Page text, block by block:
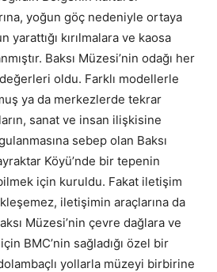
yoğun göç nedeniyle ortaya
yarattığı kırılmalara ve kaosa
Baksı Müzesi’nin odağı her
oldu. Farklı modellerle
ya da merkezlerde tekrar
sanat ve insan ilişkisine
sebep olan Baksı
Köyü’nde bir tepenin
için kuruldu. Fakat iletişim
iletişimin araçlarına da
Müzesi’nin çevre dağlara ve
BMC’nin sağladığı özel bir
yollarla müzeyi birbirine